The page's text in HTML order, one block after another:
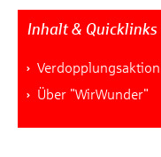
Inhalt & Quicklinks
Über "WirWunder"